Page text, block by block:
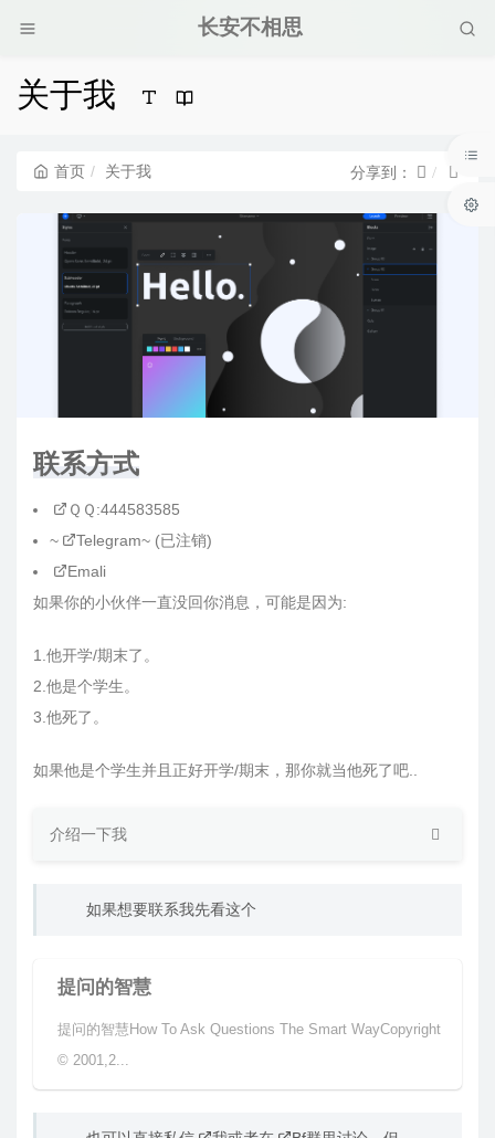
长安不相思
关于我
首页 关于我 分享到：
联系方式
ＱＱ:444583585
~
Telegram~ (已注销)
Emali
如果你的小伙伴一直没回你消息，可能是因为:
1.他开学/期末了。
2.他是个学生。
3.他死了。
如果他是个学生并且正好开学/期末，那你就当他死了吧..
介绍一下我
如果想要联系我先看这个
提问的智慧
提问的智慧How To Ask Questions The Smart WayCopyright
© 2001,2...